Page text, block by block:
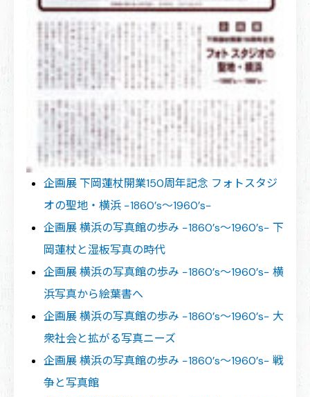
企画展 下岡蓮杖開業150周年記念 フォトスタジ
オの聖地・横浜 −1860’s〜1960’s−
企画展 横浜の写真館の歩み −1860’s〜1960’s− 下
岡蓮杖と湿板写真の時代
企画展 横浜の写真館の歩み −1860’s〜1960’s− 横
浜写真から絵葉書へ
企画展 横浜の写真館の歩み −1860’s〜1960’s− 大
衆社会と拡がる写真ニーズ
企画展 横浜の写真館の歩み −1860’s〜1960’s− 戦
争と写真館